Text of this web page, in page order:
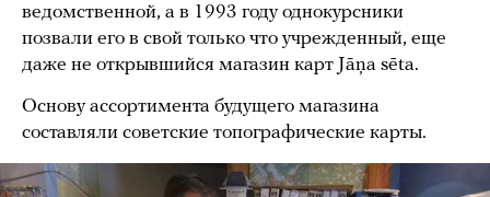
ведомственной, а в 1993 году однокурсники
позвали его в свой только что учрежденный, еще
даже не открывшийся магазин карт Jāņa sēta.
Основу ассортимента будущего магазина
составляли советские топографические карты.